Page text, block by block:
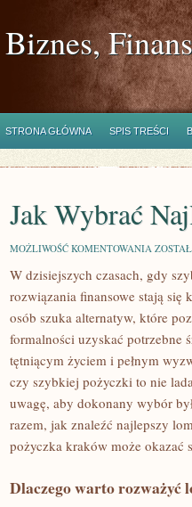
Biznes,
STRONA GŁÓWNA SPIS TREŚCI
Jak Wybrać
MOŻLIWOŚĆ KOMENTOWANIA JAK
W
W dzisiejszych czasach, gdy
rozwiązania finansowe stają się
osób szuka alternatyw, które
formalności uzyskać potrzebne
tętniącym życiem i pełnym
czy szybkiej pożyczki to nie
uwagę, aby dokonany wybór
razem, jak znaleźć najlepszy
pożyczka kraków może okazać
Dlaczego warto rozważyć